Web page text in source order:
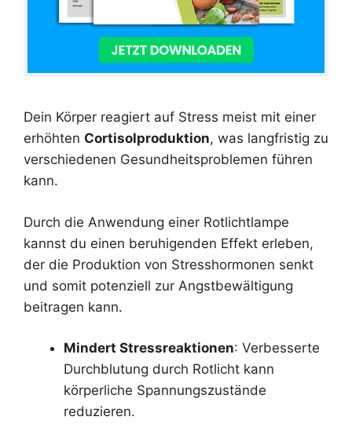
Dein Körper reagiert auf Stress meist mit einer
erhöhten Cortisolproduktion, was langfristig zu
verschiedenen Gesundheitsproblemen führen
kann.
Durch die Anwendung einer Rotlichtlampe
kannst du einen beruhigenden Effekt erleben,
der die Produktion von Stresshormonen senkt
und somit potenziell zur Angstbewältigung
beitragen kann.
Mindert Stressreaktionen: Verbesserte
Durchblutung durch Rotlicht kann
körperliche Spannungszustände
reduzieren.